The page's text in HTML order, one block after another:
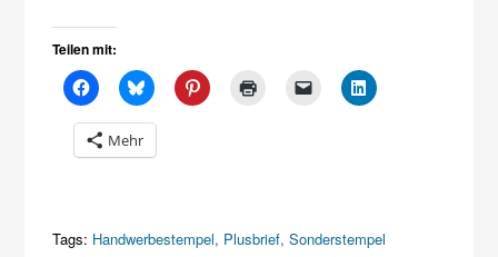
Teilen mit:
Mehr
Tags: Handwerbestempel, Plusbrief,Sonderstempel